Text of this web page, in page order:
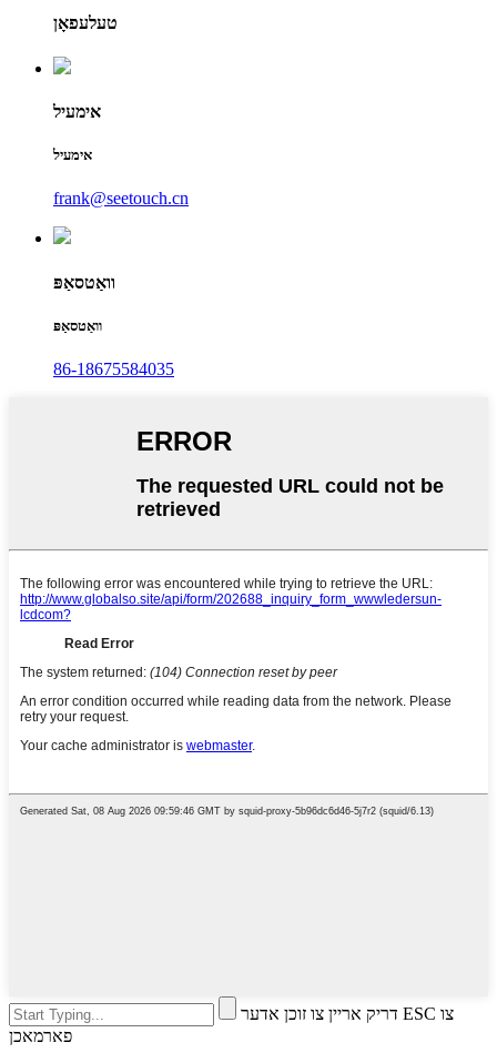
טעלעפאָן
אימעיל
אימעיל
frank@seetouch.cn
וואַטסאַפּ
וואַטסאַפּ
86-18675584035
דריק אריין צו זוכן אדער ESC צו
פארמאכן